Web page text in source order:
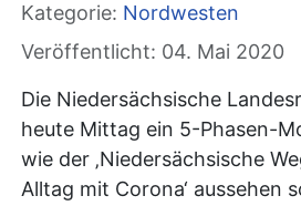
Kategorie: Nordwesten
Veröffentlicht: 04. Mai 2020
Die Niedersächsische
heute Mittag ein 5-Phasen-
wie der ‚Niedersächsische
Alltag mit Corona‘ aussehen